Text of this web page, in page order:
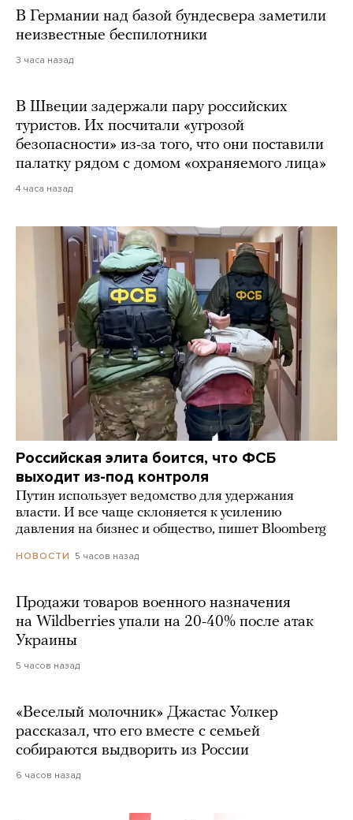
В Германии над базой бундесвера заметили
неизвестные беспилотники
3 часа назад
В Швеции задержали пару российских
туристов. Их посчитали «угрозой
безопасности» из-за того, что они поставили
палатку рядом с домом «охраняемого лица»
4 часа назад
Российская элита боится, что ФСБ
выходит из-под контроля
Путин использует ведомство для удержания
власти. И все чаще склоняется к усилению
давления на бизнес и общество, пишет Bloomberg
НОВОСТИ 5 часов назад
Продажи товаров военного назначения
на Wildberries упали на 20-40% после атак
Украины
5 часов назад
«Веселый молочник» Джастас Уолкер
рассказал, что его вместе с семьей
собираются выдворить из России
6 часов назад